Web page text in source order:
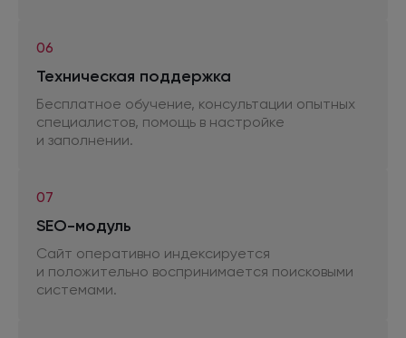
06
Техническая поддержка
Бесплатное обучение, консультации опытных
специалистов, помощь в настройке
и заполнении.
07
SEO-модуль
Сайт оперативно индексируется
и положительно воспринимается поисковыми
системами.